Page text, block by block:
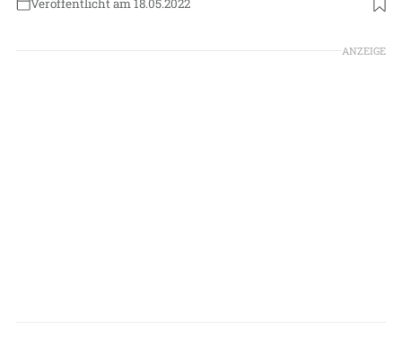
Veröffentlicht am 18.05.2022
Foto: DLR
ANZEIGE